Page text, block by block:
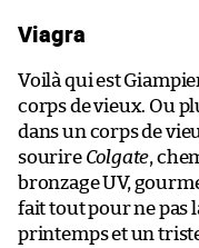
Viagra
Voilà qui est
corps de vieux. Ou
dans un corps de
sourire Colgate,
bronzage UV,
fait tout pour ne pas
printemps et un